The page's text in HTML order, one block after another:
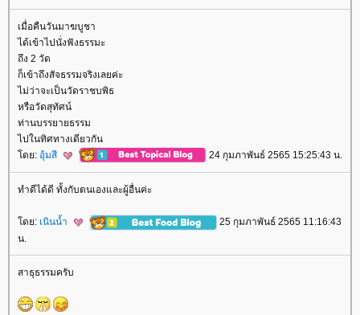
เมื่อคืนวันมาฆบูชา
ได้เข้าไปนั่งฟังธรรมะ
ถึง 2 วัด
ก็เข้าถึงสัจธรรมจริงเลยค่ะ
ไม่ว่าจะเป็นวัดราชบพิธ
หรือวัดสุทัศน์
ท่านบรรยายธรรม
ไปในทิศทางเดียวกัน
ดย: อุ้มสี 24 กุมภาพันธ์ 2565 15:25:43 น.
ทำดีได้ดี ทั้งกับตนเองและผู้อื่นค่ะ
ดย: เนินน้ำ
25 กุมภาพันธ์ 2565 11:16:43
น.
สาธุธรรมครับ